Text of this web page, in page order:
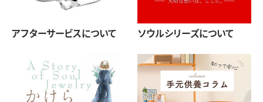
アフターサービスについて ソウルシリーズについて